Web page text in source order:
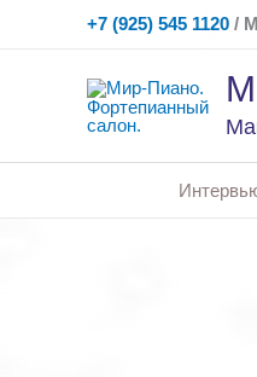
содержимому
+7 (925) 545 1120 /